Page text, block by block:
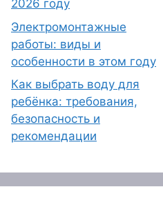
2026 году
Электромонтажные
работы: виды и
особенности в этом году
Как выбрать воду для
ребёнка: требования,
безопасность и
рекомендации